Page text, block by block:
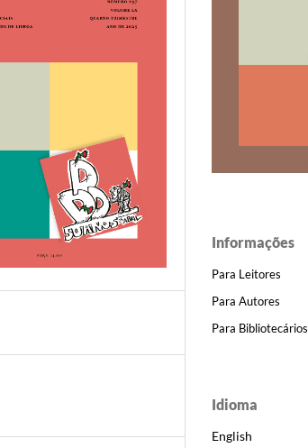
Informações
Para Leitores
Para Autores
Para Bibliotecários
Idioma
English